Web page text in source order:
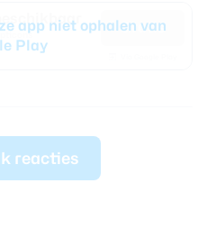
Gratis
app niet ophalen van
Play
reacties